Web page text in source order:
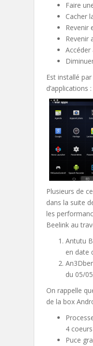
Faire
Cacher
Revenir
Revenir
Accéder
Est installé
d’applications :
Plusieurs de
dans la suite
les
Beelink au
Antutu
en date
du 05/
On rappelle
de la box
4
Puce